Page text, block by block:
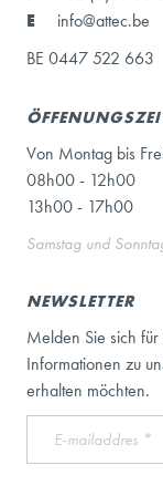
E
info@attec.be
BE 0447 522 663
Von Montag bis
08h00 - 12h00
13h00 - 17h00
Samstag und
NEWSLETTER
Melden Sie sich
Informationen zu
erhalten möchten.